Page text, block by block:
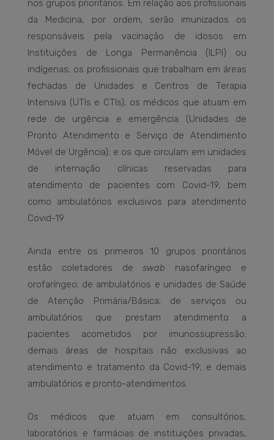
nos grupos prioritários. Em relação aos profissionais
da Medicina, por ordem, serão imunizados os
responsáveis pela vacinação de idosos em
Instituições de Longa Permanência (ILPI) ou
indígenas; os profissionais que trabalham em áreas
fechadas de Unidades e Centros de Terapia
Intensiva (UTIs e CTIs); os médicos que atuam em
rede de urgência e emergência (Unidades de
Pronto Atendimento e Serviço de Atendimento
Móvel de Urgência); e os que circulam em unidades
de internação clínicas reservadas para
atendimento de pacientes com Covid-19, bem
como ambulatórios exclusivos para atendimento
Covid-19.
Ainda entre os primeiros 10 grupos prioritários
estão coletadores deswab nasofaríngeo e
orofaríngeo; de ambulatórios e unidades de Saúde
de Atenção Primária/Básica; de serviços ou
ambulatórios que prestam atendimento a
pacientes acometidos por imunossupressão;
demais áreas de hospitais não exclusivas ao
atendimento e tratamento da Covid-19; e demais
ambulatórios e pronto-atendimentos.
Os médicos que atuam em consultórios,
laboratórios e farmácias de instituições privadas,